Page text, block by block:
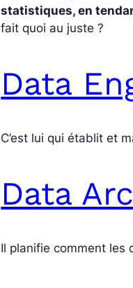
statistiques, en
fait quoi au juste ?
Data
C’est lui qui établit et
Data
Il planifie comment les